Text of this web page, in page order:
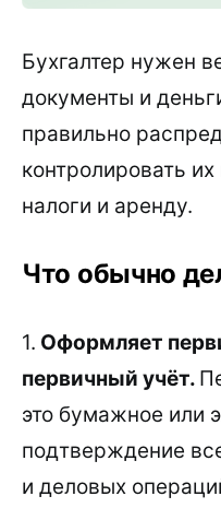
Бухгалтер нужен
документы и
правильно
контролировать
налоги и аренду.
Что обычно
1. Оформляет
первичный учёт.
это бумажное или
подтверждение
и деловых